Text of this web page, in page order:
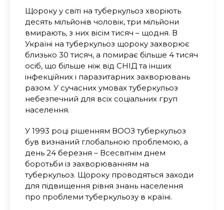
Щороку у світі на туберкульоз хворіють
десять мільйонів чоловік, три мільйони
вмирають, з них вісім тисяч – щодня. В
Україні на туберкульоз щороку захворює
близько 30 тисяч, а помирає більше 4 тисяч
осіб, що більше ніж від СНІД та інших
інфекційних і паразитарних захворювань
разом. У сучасних умовах туберкульоз
небезпечний для всіх соціальних груп
населення.
У 1993 році рішенням ВООЗ туберкульоз
був визнаний глобальною проблемою, а
день 24 березня – Всесвітнім днем
боротьби із захворюванням на
туберкульоз. Щороку проводяться заходи
для підвищення рівня знань населення
про проблеми туберкульозу в країні.